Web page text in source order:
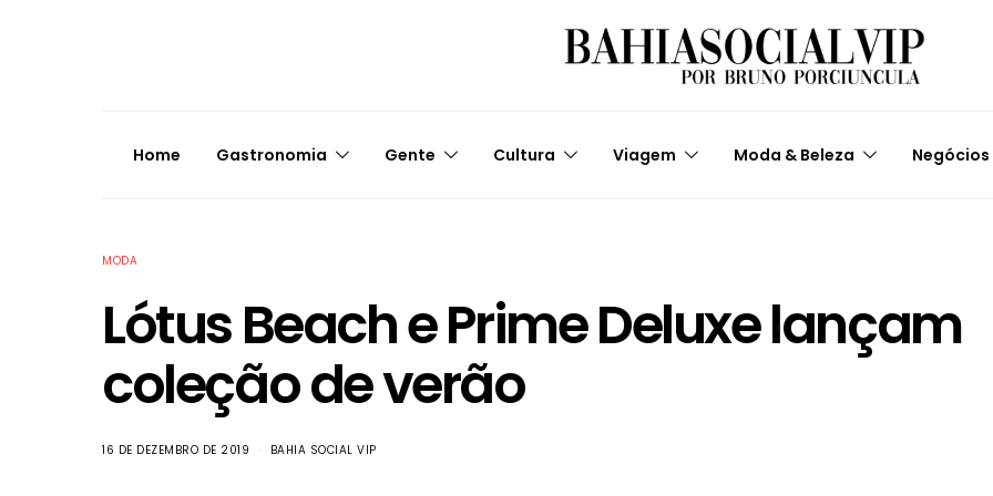
Home Gastronomia Gente Cultura Viagem Moda & Beleza Negócios
MODA
Lótus Beach e Prime Deluxe lançam
coleção de verão
16 DE DEZEMBRO DE 2019 BAHIA SOCIAL VIP